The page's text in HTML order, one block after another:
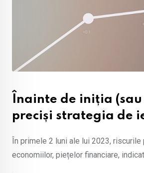
Înainte de iniția
preciși strategia de
În primele 2 luni ale lui 2023,
economiilor, piețelor financiare,